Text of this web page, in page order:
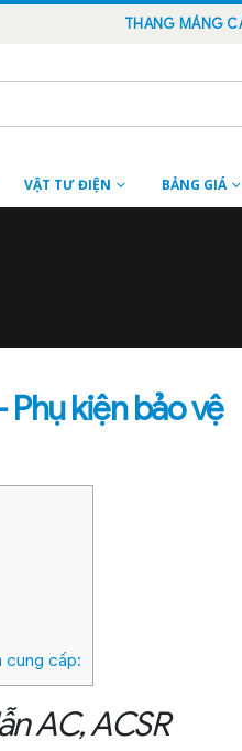
THANG MÁNG
VẬT TƯ ĐIỆN BẢNG GIÁ
kiện bảo vệ
cung cấp:
AC, ACSR